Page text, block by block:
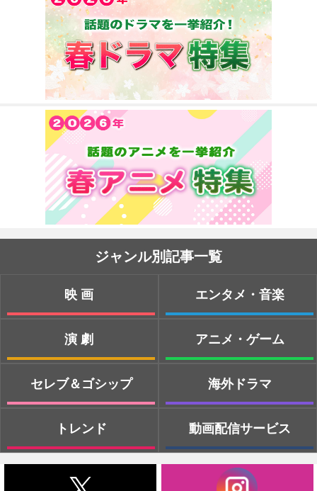
ジャンル別記事一覧
映画
演劇
セレブ＆ゴシップ
トレンド
エンタメ・音楽
アニメ・ゲーム
海外ドラマ
動画配信サービス